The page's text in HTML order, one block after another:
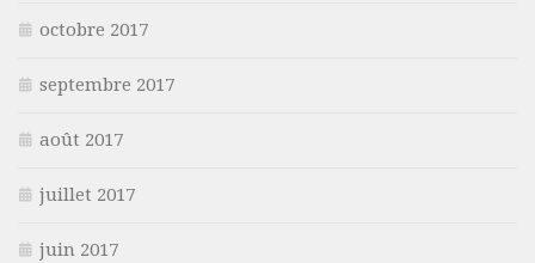
octobre 2017
septembre 2017
août 2017
juillet 2017
juin 2017